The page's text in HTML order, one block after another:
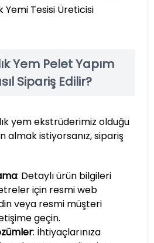
Yemi Tesisi Üreticisi
Yem Pelet Yapım
Sipariş Edilir?
yem ekstrüderimiz olduğu
almak istiyorsanız, sipariş
: Detaylı ürün bilgileri
için resmi web
veya resmi müşteri
geçin.
: İhtiyaçlarınıza